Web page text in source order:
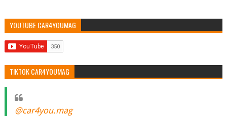
YOUTUBE CAR4YOUMAG
TIKTOK CAR4YOUMAG
@car4you.mag